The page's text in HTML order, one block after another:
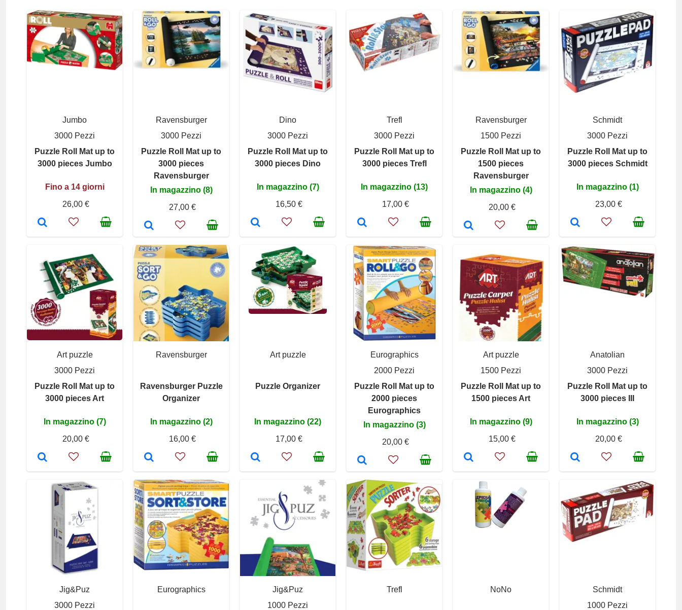
Jumbo
3000 Pezzi
Puzzle Roll Mat up to
3000 pieces Jumbo
Fino a 14 giorni
26,00 €
Ravensburger
3000 Pezzi
Puzzle Roll Mat up to
3000 pieces
Ravensburger
In magazzino (8)
27,00 €
Dino
3000 Pezzi
Puzzle Roll Mat up to
3000 pieces Dino
In magazzino (7)
16,50 €
Trefl
3000 Pezzi
Puzzle Roll Mat up to
3000 pieces Trefl
In magazzino (13)
17,00 €
Ravensburger
1500 Pezzi
Puzzle Roll Mat up to
1500 pieces
Ravensburger
In magazzino (4)
20,00 €
Schmidt
3000 Pezzi
Puzzle Roll Mat up to
3000 pieces Schmidt
In magazzino (1)
23,00 €
Art puzzle
3000 Pezzi
Puzzle Roll Mat up to
3000 pieces Art
In magazzino (7)
20,00 €
Ravensburger
Ravensburger Puzzle
Organizer
In magazzino (2)
16,00 €
Art puzzle
Puzzle Organizer
In magazzino (22)
17,00 €
Eurographics
2000 Pezzi
Puzzle Roll Mat up to
2000 pieces
Eurographics
In magazzino (3)
20,00 €
Art puzzle
1500 Pezzi
Puzzle Roll Mat up to
1500 pieces Art
In magazzino (9)
15,00 €
Anatolian
3000 Pezzi
Puzzle Roll Mat up to
3000 pieces III
In magazzino (3)
20,00 €
Jig&Puz
3000 Pezzi
Eurographics
Jig&Puz
1000 Pezzi
Trefl NoNo
Schmidt
1000 Pezzi